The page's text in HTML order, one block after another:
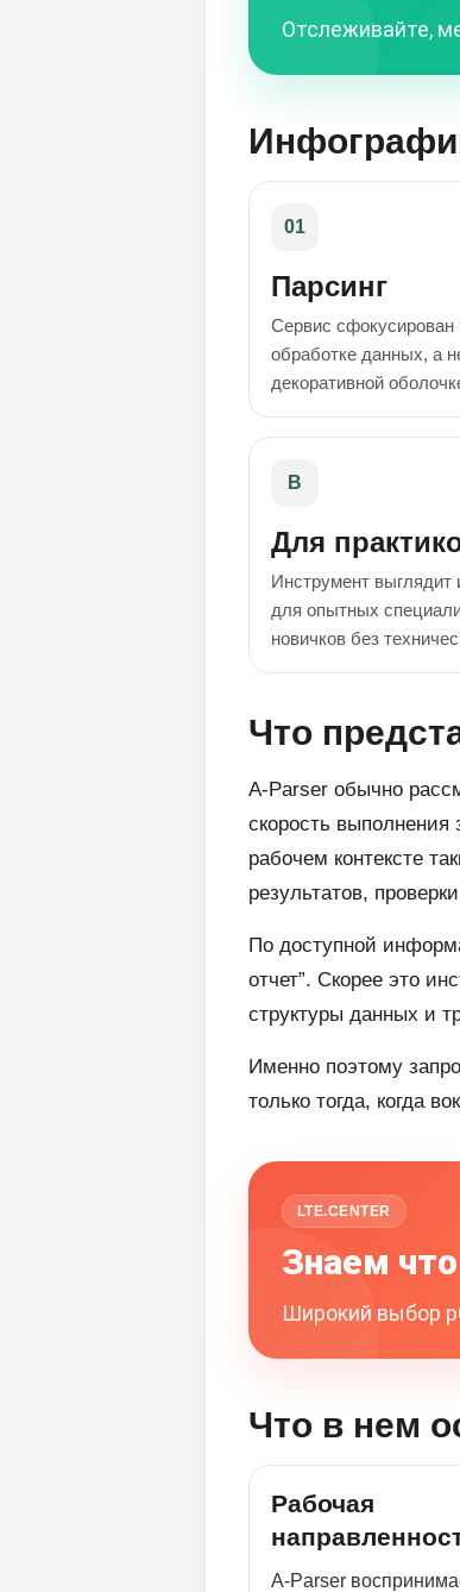
Отслеживайте,
01
Парсинг
Сервис сфокусирован
обработке данных, а
декоративной
B
Для
Инструмент выглядит
для опытных
новичков без
Что
A-Parser обычно
скорость
рабочем контексте
результатов,
По доступной
отчет”. Скорее это
структуры данных и
Именно поэтому
только тогда, когда
LTE.CENTER
Знаем
Широкий выбор
Что в нем
Рабочая
A-Parser